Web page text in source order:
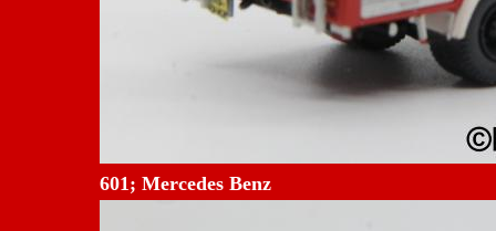
601; Mercedes Benz